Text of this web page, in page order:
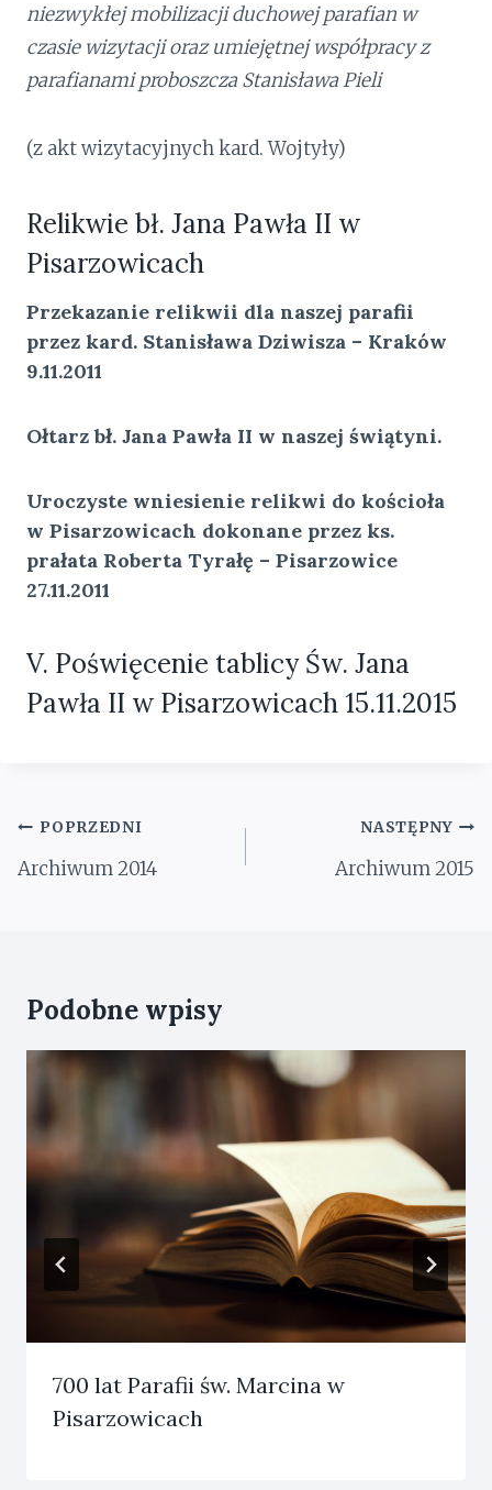
niezwykłej mobilizacji duchowej parafian w
czasie wizytacji oraz umiejętnej współpracy z
parafianami proboszcza Stanisława Pieli
(z akt wizytacyjnych kard. Wojtyły)
Relikwie bł. Jana Pawła II w
Pisarzowicach
Przekazanie relikwii dla naszej parafii
przez kard. Stanisława Dziwisza – Kraków
9.11.2011
Ołtarz bł. Jana Pawła II w naszej świątyni.
Uroczyste wniesienie relikwi do kościoła
w Pisarzowicach dokonane przez ks.
prałata Roberta Tyrałę – Pisarzowice
27.11.2011
V. Poświęcenie tablicy Św. Jana
Pawła II w Pisarzowicach 15.11.2015
Nawigacja
POPRZEDNI
Archiwum 2014
NASTĘPNY
Archiwum 2015
Podobne wpisy
700 lat Parafii św. Marcina w
Pisarzowicach